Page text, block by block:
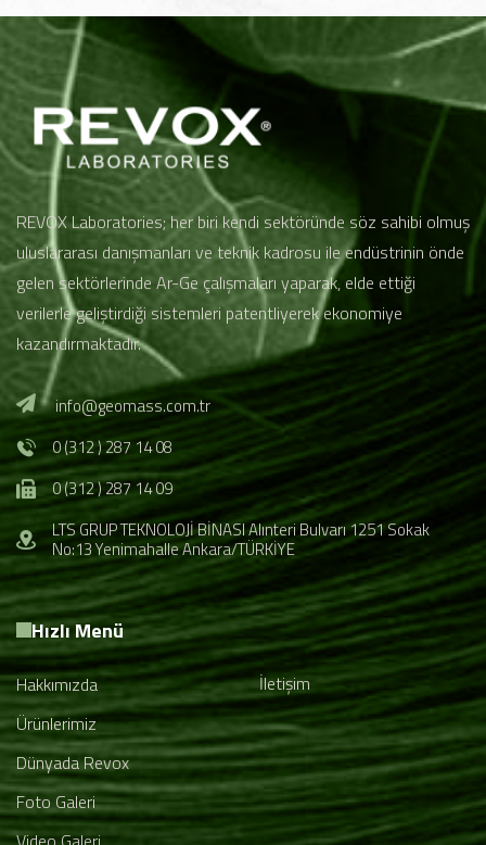
REVOX Laboratories; her biri kendi sektöründe söz sahibi olmuş
uluslararası danışmanları ve teknik kadrosu ile endüstrinin önde
gelen sektörlerinde Ar-Ge çalışmaları yaparak, elde ettiği
verilerle geliştirdiği sistemleri patentliyerek ekonomiye
kazandırmaktadır.
info@geomass.com.tr
0 (312 ) 287 14 08
0 (312 ) 287 14 09
LTS GRUP TEKNOLOJİ BİNASI Alınteri Bulvarı 1251 Sokak
No:13 Yenimahalle Ankara/TÜRKİYE
Hızlı Menü
Hakkımızda
Ürünlerimiz
Dünyada Revox
Foto Galeri
İletişim